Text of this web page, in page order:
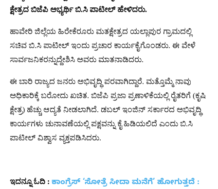
ಕ್ಷೇತ್ರದ ಬಿಜೆಪಿ ಅಭ್ಯರ್ಥಿ ಬಿ.ಸಿ ಪಾಟೀಲ್ ಹೇಳಿದರು.
ಹಾವೇರಿ ಜಿಲ್ಲೆಯ ಹಿರೇಕೆರೂರು ಮತಕ್ಷೇತ್ರದ ಯಲ್ಲಾಪುರ ಗ್ರಾಮದಲ್ಲಿ
ಸಚಿವ ಬಿ.ಸಿ ಪಾಟೀಲ್ ಇಂದು ಪ್ರಚಾರ ಕಾರ್ಯಕೈಗೊಂಡರು. ಈ ವೇಳೆ
ಸಾರ್ವಜನಿಕರನ್ನುದ್ದೇಶಿಸಿ ಅವರು ಮಾತನಾಡಿದರು.
ಈ ಬಾರಿ ರಾಜ್ಯದ ಜನರು ಅಭಿವೃದ್ಧಿ ಪರವಾಗಿದ್ದಾರೆ. ಮತ್ತೊಮ್ಮೆ ನಾವು
ಅಧಿಕಾರಿಕ್ಕೆ ಬರೋದು ಖಚಿತ. ಬಿಜೆಪಿ ಪ್ರಜಾ ಪ್ರಣಾಳಿಕೆಯಲ್ಲಿ ರೈತರಿಗೆ (ಕೃಷಿ
ಕ್ಷೇತ್ರ) ಹೆಚ್ಚು ಆದ್ಯತೆ ನೀಡಲಾಗಿದೆ. ಡಬಲ್ ಇಂಜಿನ್ ಸರ್ಕಾರದ ಅಭಿವೃದ್ಧಿ
ಕಾರ್ಯಗಳು ಚುನಾವಣೆಯಲ್ಲಿ ಪಕ್ಷವನ್ನು ಕೈ ಹಿಡಿಯಲಿದೆ ಎಂದು ಬಿ.ಸಿ
ಪಾಟೀಲ್ ವಿಶ್ವಾಸ ವ್ಯಕ್ತಪಡಿಸಿದರು.
ಇದನ್ನೂ ಓದಿ : ಕಾಂಗ್ರೆಸ್ ‘ಸೋತ್ರೆ ಸೀದಾ ಮನೆಗೆ’ ಹೋಗುತ್ತದೆ :